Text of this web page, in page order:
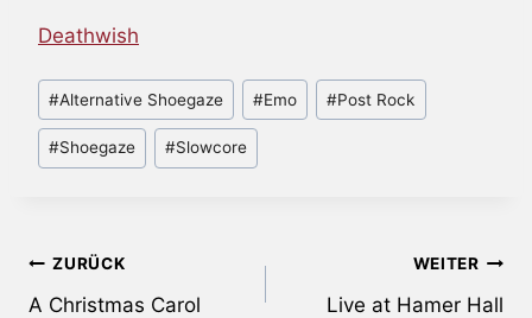
Deathwish
Schlagworte:
#Alternative Shoegaze #Emo #Post Rock
#Shoegaze #Slowcore
Beitragsnavigation
ZURÜCK
A Christmas Carol
WEITER
Live at Hamer Hall